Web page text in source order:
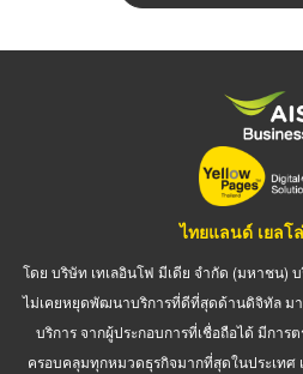
ไทยแลนด์ เยลโ
โดย บริษัท เทเลอินโฟ มีเดีย จำกัด (มหาชน)
ไม่เคยหยุดพัฒนาบริการที่ดีที่สุดด้านดิจิทัล มา
บริการ จากผู้ประกอบการที่เชื่อถือได้ มีกา
ครอบคลุมทุกหมวดธุรกิจมากที่สุดในประเทศ